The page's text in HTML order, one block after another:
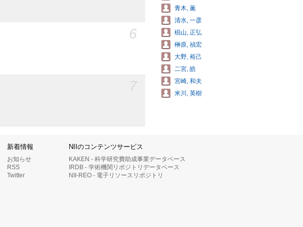
6
青木, 薫
清水, 一彦
椙山, 正弘
榊原, 禎宏
大野, 裕己
二宮, 皓
宮崎, 和夫
米川, 英樹
新着情報
お知らせ
RSS
Twitter
NIIのコンテンツサービス
KAKEN - 科学研究費助成事業データベース
IRDB - 学術機関リポジトリデータベース
NII-REO - 電子リソースリポジトリ